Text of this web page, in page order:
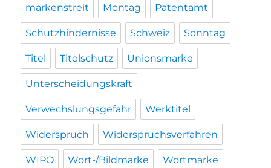
markenstreit Montag Patentamt
Schutzhindernisse Schweiz Sonntag
Titel Titelschutz Unionsmarke
Unterscheidungskraft
Verwechslungsgefahr Werktitel
Widerspruch Widerspruchsverfahren
WIPO Wort-/Bildmarke Wortmarke